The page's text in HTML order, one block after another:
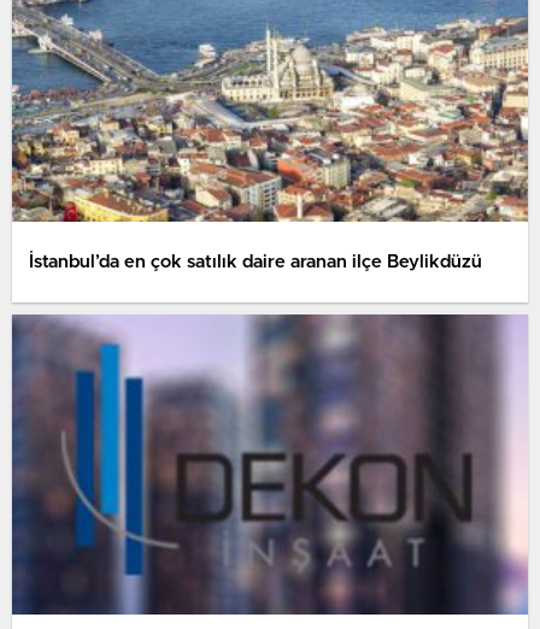
İstanbul’da en çok satılık daire aranan ilçe Beylikdüzü